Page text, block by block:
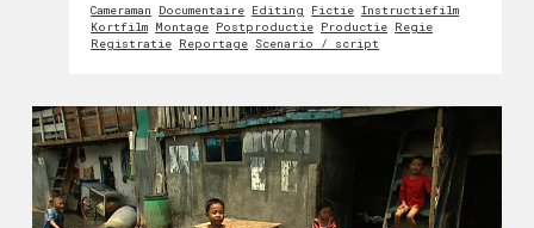
Cameraman Documentaire Editing Fictie Instructiefilm
Kortfilm Montage Postproductie Productie Regie
Registratie Reportage Scenario / script